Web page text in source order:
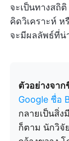
จะเป็นทางสถิ
คิดวิเคราะห์
จะมีผลลัพธ์ที่น่
ตัวอย่างจาก
Google ชื่อ
กลายเป็นสิ่
ก็ตาม นักวิจั